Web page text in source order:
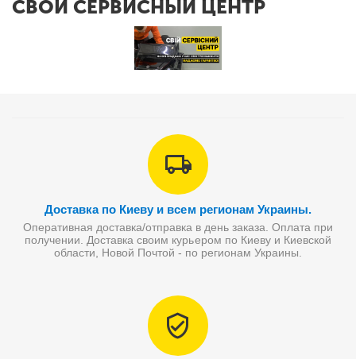
СВОЙ СЕРВИСНЫЙ ЦЕНТР
Доставка по Киеву и всем регионам Украины.
Оперативная доставка/отправка в день заказа. Оплата при
получении. Доставка своим курьером по Киеву и Киевской
области, Новой Почтой - по регионам Украины.